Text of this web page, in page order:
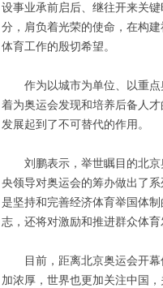
设事业承前启后、继往开来关
分，肩负着光荣的使命，在构
体育工作的殷切希望。
作为以城市为单位、以重点
着为奥运会发现和培养后备人
发展起到了不可替代的作用。
刘鹏表示，举世瞩目的北京
央领导对奥运会的筹办做出了
是坚持和完善经济体育举国体
志，还将对激励和推进群众体育
目前，距离北京奥运会开幕
加浓厚，世界也更加关注中国